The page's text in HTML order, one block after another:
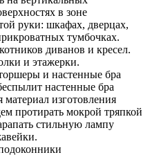
в зоне
руки: шкафах, дверцах,
тумбочках.
диванов и кресел.
и этажерки.
и настенные бра
настенные бра
изготовления
протирать мокрой тряпкой
стильную лампу